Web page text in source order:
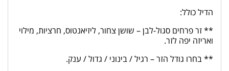
הדיל כולל:
** זר פרחים סגול-לבן – שושן צחור, ליזיאנטוס, חרציות, מילוי
ואריזה יפה לזר.
** בחרו גודל הזר – רגיל / בינוני / גדול / ענק.